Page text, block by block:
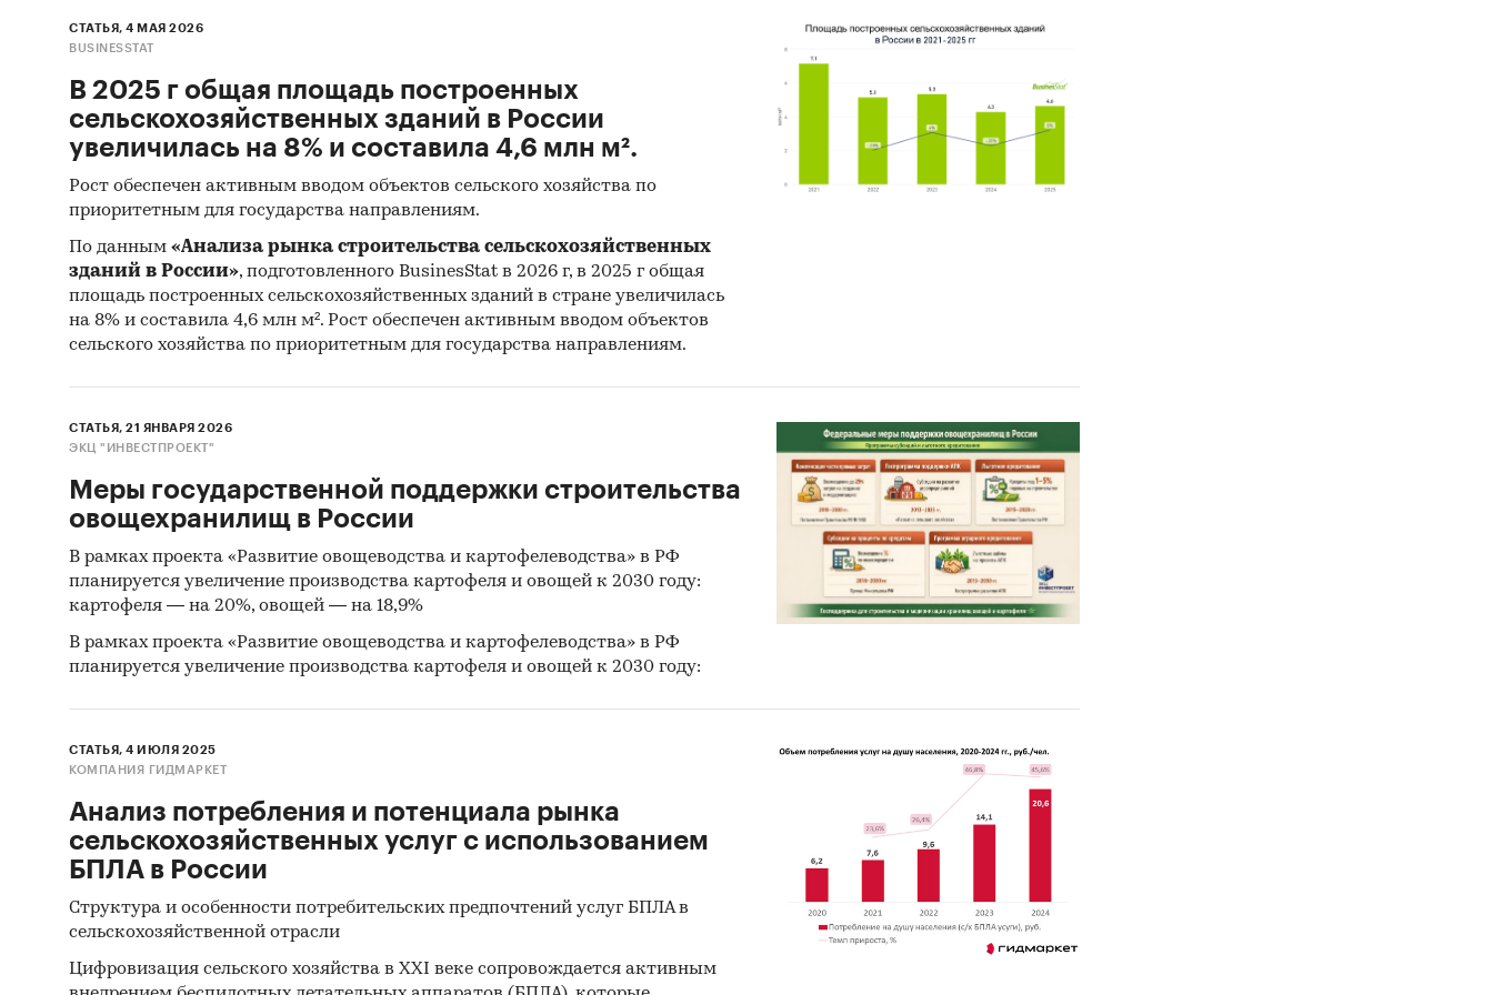
предложения, что снижает маржинальность. Применение
заморозка) и поставки из разных климатических зон позволяют
частично сглаживать эти колебания, но широкое внедрение таких
решений пока ограничено.
4. Основным каналом сбыта остаётся розничная торговля, в то
время как HoReCa и B2B занимают меньшие, но стабильные доли.
При этом сегмент B2B является ключевым для переработочных
культур (вишня, черника), а HoReCa – для черешни, голубики,
персиков и нектаринов.
+***% г/г), вызванное неблагоприятными погодными условиями,
ростом себестоимости и логистических расходов. При этом спрос
на премиальные ягоды остался устойчивым, в отличие от
массовых культур, где наблюдается спад потребления при росте
Маркетинговые инструменты:
прямые продажи, локальный
маркетинг, онлайн-продажи, социальные сети, B2B-продвижение,
PR и медиа, программы лояльности.
Ед. изм. Значение
NPV тыс. руб.
Индекс прибыльности раз 4,03
***
СТАТЬЯ, 4 МАЯ 2026
BUSINESSTAT
В 2025 г общая площадь построенных
сельскохозяйственных зданий в России
увеличилась на 8% и составила 4,6 млн м².
Рост обеспечен активным вводом объектов сельского хозяйства по
приоритетным для государства направлениям.
По данным «Анализа рынка строительства сельскохозяйственных
зданий в России», подготовленного BusinesStat в 2026 г, в 2025 г общая
площадь построенных сельскохозяйственных зданий в стране увеличилась
на 8% и составила 4,6 млн м². Рост обеспечен активным вводом объектов
сельского хозяйства по приоритетным для государства направлениям.
СТАТЬЯ, 21 ЯНВАРЯ 2026
ЭКЦ "ИНВЕСТПРОЕКТ"
Меры государственной поддержки строительства
овощехранилищ в России
В рамках проекта «Развитие овощеводства и картофелеводства» в РФ
планируется увеличение производства картофеля и овощей к 2030 году:
картофеля — на 20%, овощей — на 18,9%
В рамках проекта «Развитие овощеводства и картофелеводства» в РФ
планируется увеличение производства картофеля и овощей к 2030 году:
СТАТЬЯ, 4 ИЮЛЯ 2025
КОМПАНИЯ ГИДМАРКЕТ
Анализ потребления и потенциала рынка
сельскохозяйственных услуг с использованием
БПЛА в России
Структура и особенности потребительских предпочтений услуг БПЛА в
сельскохозяйственной отрасли
Цифровизация сельского хозяйства в XXI веке сопровождается активным